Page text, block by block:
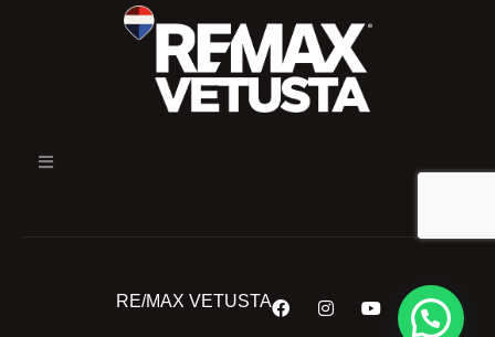
RE/MAX VETUSTA
¿En qué podemos ayudarte?